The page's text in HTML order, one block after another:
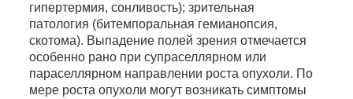
гипертермия, сонливость); зрительная
патология (битемпоральная гемианопсия,
скотома). Выпадение полей зрения отмечается
особенно рано при супраселлярном или
параселлярном направлении роста опухоли. По
мере роста опухоли могут возникать симптомы